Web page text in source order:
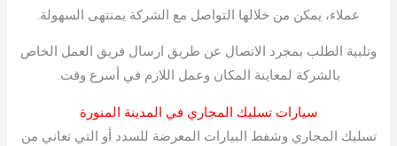
عملاء، يمكن من خلالها التواصل مع الشركة يمنتهى السهولة.
وتلبية الطلب بمجرد الاتصال عن طريق ارسال فريق العمل الخاص
بالشركة لمعاينة المكان وعمل اللازم في أسرع وقت.
سيارات تسليك المجاري في المدينة المنورة
تسليك المجاري وشفط البيارات المعرضة للسدد أو التي تعاني من